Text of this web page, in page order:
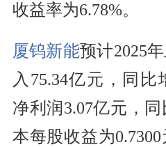
收益率为6.78%。
厦钨新能预计2025
入75.34亿元，同比
净利润3.07亿元，
本每股收益为